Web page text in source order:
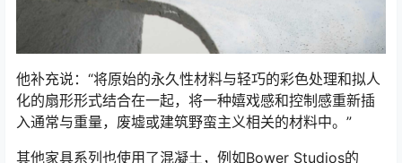
他补充说：“将原始的永久性材料与轻巧的彩色处理和拟人
化的扇形形式结合在一起，将一种嬉戏感和控制感重新插
入通常与重量，废墟或建筑野蛮主义相关的材料中。”
其他家具系列也使用了混凝土，例如Bower Studios的